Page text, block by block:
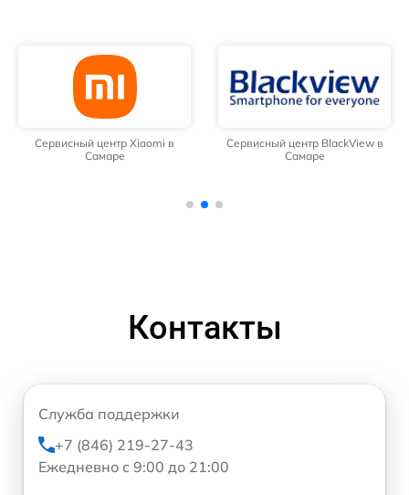
Сервисный центр Xiaomi в
Самаре
Сервисный центр BlackView в
Самаре
Контакты
Служба поддержки
+7 (846) 219-27-43
Ежедневно с 9:00 до 21:00